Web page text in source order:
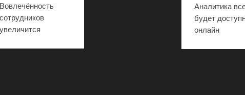
Вовлечённость
сотрудников
увеличится
Аналитика
будет
онлайн